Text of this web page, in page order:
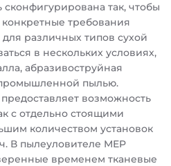
так, чтобы
требования
различных типов сухой
в нескольких условиях,
абразивоструйная
пылью.
возможность
с отдельно стоящими
количеством установок
В пылеуловителе MEP
временем тканевые